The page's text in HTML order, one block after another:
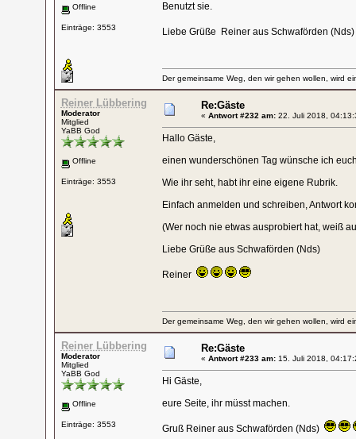
Offline
Einträge: 3553
Benutzt sie.
Liebe Grüße Reiner aus Schwaförden
Der gemeinsame Weg, den wir gehen wollen, wird
Reiner Lübbering
Moderator
Mitglied
YaBB God
Offline
Einträge: 3553
Re:Gäste
« Antwort #232 am:22. Juli 2018,
Hallo Gäste,
einen wunderschönen Tag wünsche ich
Wie ihr seht, habt ihr eine eigene Rubrik.
Einfach anmelden und schreiben, Antwort
(Wer noch nie etwas ausprobiert hat, weiß
Liebe Grüße aus Schwaförden (Nds)
Reiner
Der gemeinsame Weg, den wir gehen wollen, wird
Reiner Lübbering
Moderator
Mitglied
YaBB God
Offline
Einträge: 3553
Re:Gäste
« Antwort #233 am:15. Juli 2018,
Hi Gäste,
eure Seite, ihr müsst machen.
Gruß Reiner aus Schwaförden (Nds)